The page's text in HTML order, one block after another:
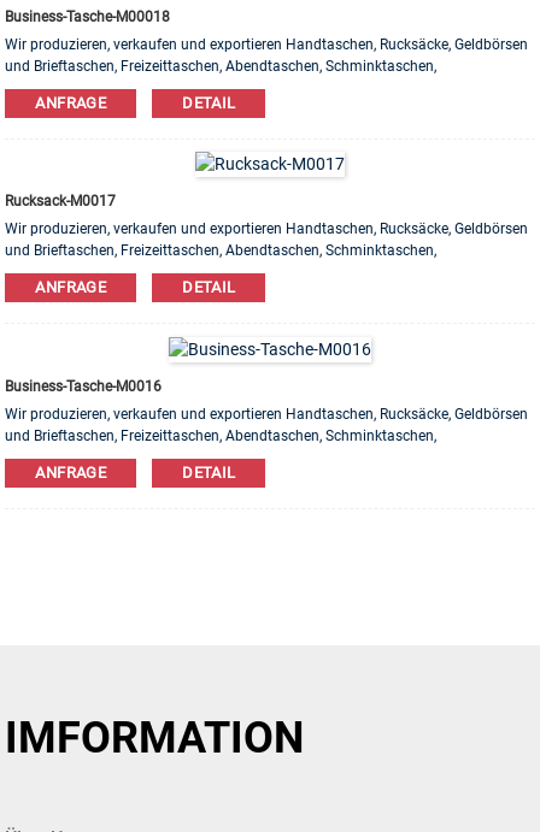
Business-Tasche-M00018
Wir produzieren, verkaufen und exportieren Handtaschen, Rucksäcke, Geldbörsen
und Brieftaschen, Freizeittaschen, Abendtaschen, Schminktaschen,
Armbandtaschen usw. Produkte. Leder, PU, ​​Canvas, Nylon, Baumwolle sind
erhältlich. OEM & ODM Bestellung ist willkommen!
ANFRAGE DETAIL
Rucksack-M0017
Wir produzieren, verkaufen und exportieren Handtaschen, Rucksäcke, Geldbörsen
und Brieftaschen, Freizeittaschen, Abendtaschen, Schminktaschen,
Armbandtaschen usw. Produkte. Leder, PU, ​​Canvas, Nylon, Baumwolle sind
erhältlich. OEM & ODM Bestellung ist willkommen!
ANFRAGE DETAIL
Business-Tasche-M0016
Wir produzieren, verkaufen und exportieren Handtaschen, Rucksäcke, Geldbörsen
und Brieftaschen, Freizeittaschen, Abendtaschen, Schminktaschen,
Armbandtaschen usw. Produkte. Leder, PU, ​​Canvas, Nylon, Baumwolle sind
erhältlich. OEM & ODM Bestellung ist willkommen!
ANFRAGE DETAIL
IMFORMATION